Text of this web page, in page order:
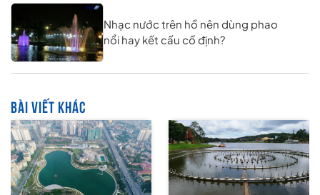
Nhạc nước trên hồ nên dùng phao
nổi hay kết cấu cố định?
BÀI VIẾT KHÁC